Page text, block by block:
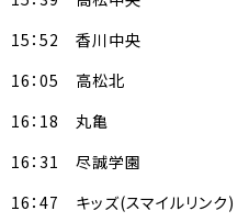
15：52 香川中央
16：05 高松北
16：18 丸亀
16：31 尽誠学園
16：47 キッズ(スマイルリンク)